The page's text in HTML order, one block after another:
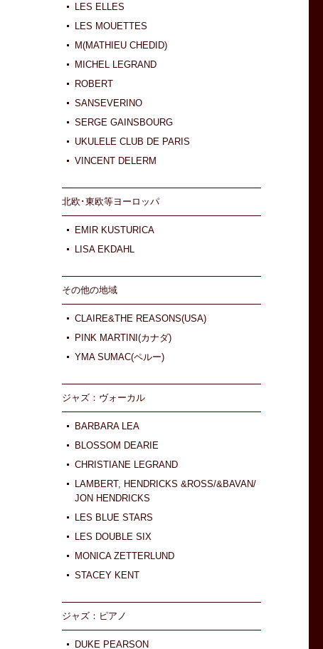
LES ELLES
LES MOUETTES
M(MATHIEU CHEDID)
MICHEL LEGRAND
ROBERT
SANSEVERINO
SERGE GAINSBOURG
UKULELE CLUB DE PARIS
VINCENT DELERM
北欧･東欧等ヨーロッパ
EMIR KUSTURICA
LISA EKDAHL
その他の地域
CLAIRE&THE REASONS(USA)
PINK MARTINI(カナダ)
YMA SUMAC(ペルー)
ジャズ：ヴォーカル
BARBARA LEA
BLOSSOM DEARIE
CHRISTIANE LEGRAND
LAMBERT, HENDRICKS &ROSS/&BAVAN/
JON HENDRICKS
LES BLUE STARS
LES DOUBLE SIX
MONICA ZETTERLUND
STACEY KENT
ジャズ：ピアノ
DUKE PEARSON